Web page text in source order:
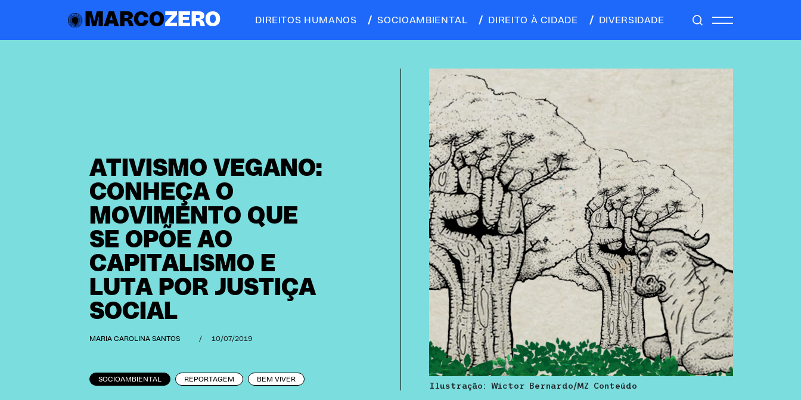
MARCOZERO DIREITOS HUMANOS SOCIOAMBIENTAL DIREITO À CIDADE DIVERSIDADE
ATIVISMO VEGANO:
CONHEÇA O
MOVIMENTO QUE
SE OPÕE AO
CAPITALISMO E
LUTA POR JUSTIÇA
SOCIAL
MARIA CAROLINA SANTOS / 10/07/2019
SOCIOAMBIENTAL REPORTAGEM BEM VIVER
Ilustração: Wictor Bernardo/MZ Conteúdo